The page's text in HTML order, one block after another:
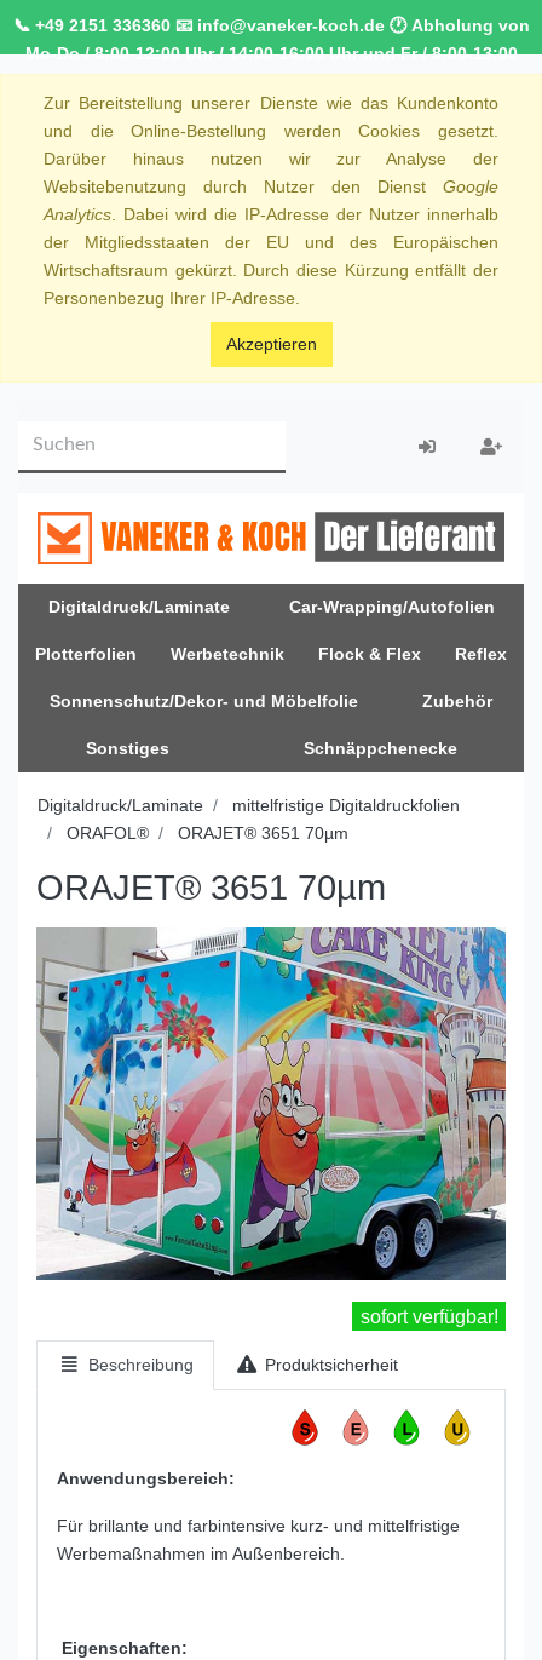
📞 +49 2151 336360 📧 info@vaneker-koch.de 🕐 Abholung von
Mo-Do / 8:00-12:00 Uhr / 14:00-16:00 Uhr und Fr / 8:00-13:00
NRW 🚛 Kostenfreie Lieferung ab 250€ Bestellwert
Zur Bereitstellung unserer Dienste wie das Kundenkonto
und die Online-Bestellung werden Cookies gesetzt.
Darüber hinaus nutzen wir zur Analyse der
Websitebenutzung durch Nutzer den Dienst Google
Analytics . Dabei wird die IP-Adresse der Nutzer innerhalb
der Mitgliedsstaaten der EU und des Europäischen
Wirtschaftsraum gekürzt. Durch diese Kürzung entfällt der
Personenbezug Ihrer IP-Adresse.
Akzeptieren
Digitaldruck/Laminate Car-Wrapping/Autofolien
Plotterfolien Werbetechnik Flock & Flex Reflex
Sonnenschutz/Dekor- und Möbelfolie Zubehör
Sonstiges Schnäppchenecke
Digitaldruck/Laminate
mittelfristige Digitaldruckfolien
ORAFOL®
ORAJET® 3651 70µm
ORAJET® 3651 70µm
sofort verfügbar!
Beschreibung Produktsicherheit
Anwendungsbereich:
Für brillante und farbintensive kurz- und mittelfristige
Werbemaßnahmen im Außenbereich.
Eigenschaften: